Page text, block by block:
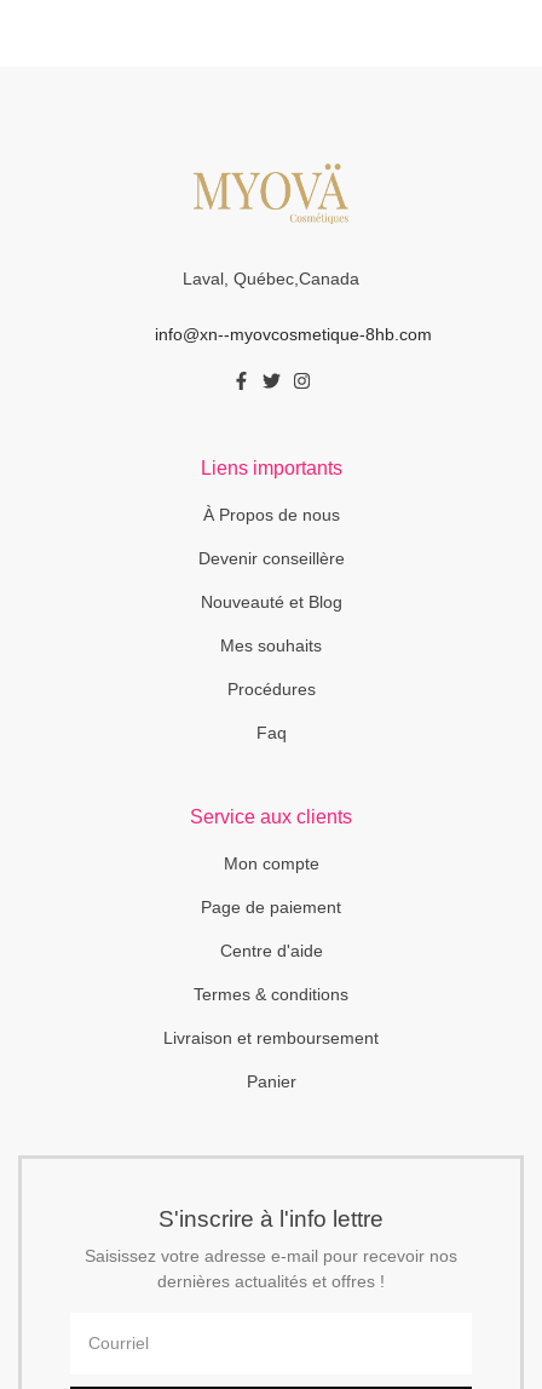
Laval, Québec,Canada
info@xn--myovcosmetique-8hb.com
Liens importants
À Propos de nous
Devenir conseillère
Nouveauté et Blog
Mes souhaits
Procédures
Faq
Service aux clients
Mon compte
Page de paiement
Centre d'aide
Termes & conditions
Livraison et remboursement
Panier
S'inscrire à l'info lettre
Saisissez votre adresse e-mail pour recevoir nos
dernières actualités et offres !